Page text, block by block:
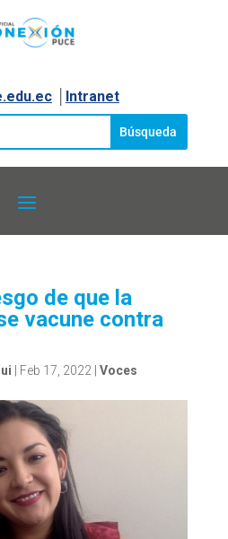
│ Intranet
de que la
vacune contra
Feb 17, 2022| Voces